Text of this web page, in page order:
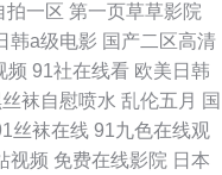
拍一区 第一页草草影院
韩a级电影 国产二区高清
频 91社在线看 欧美日韩
袜自慰喷水 乱伦五月 国
丝袜在线 91九色在线观
视频 免费在线影院 日本